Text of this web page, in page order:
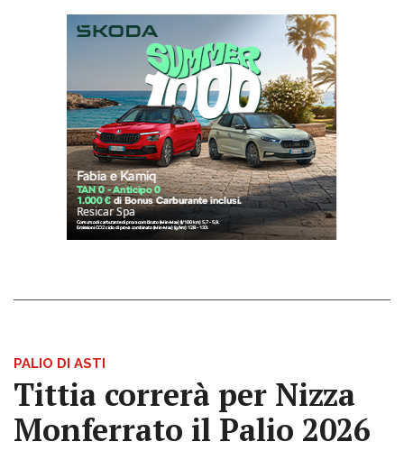
PALIO DI ASTI
Tittia correrà per Nizza
Monferrato il Palio 2026